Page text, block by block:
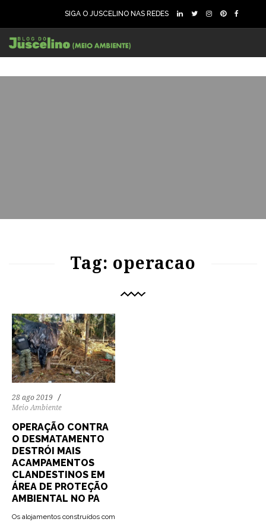
SIGA O JUSCELINO NAS REDES
Tag: operacao
28 ago 2019
Meio Ambiente
OPERAÇÃO CONTRA
O DESMATAMENTO
DESTRÓI MAIS
ACAMPAMENTOS
CLANDESTINOS EM
ÁREA DE PROTEÇÃO
AMBIENTAL NO PA
Os alojamentos construídos com